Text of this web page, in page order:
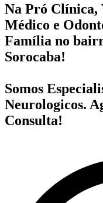
Na Pró Clínica,
Médico e
Família no
Sorocaba!
Somos
Neurologicos.
Consulta!